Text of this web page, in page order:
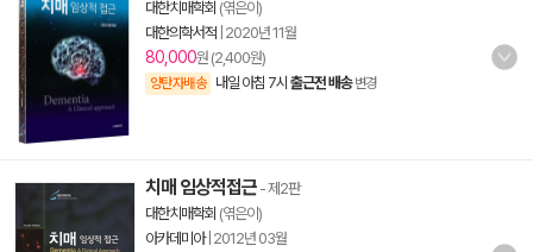
대한치매학회 (엮은이)
대한의학서적 2020년 11월
80,000원 (2,400원)
양탄자배송 내일 아침 7시 출근전 배송 변경
치매 임상적접근 - 제2판
대한치매학회 (엮은이)
아카데미아| 2012년 03월